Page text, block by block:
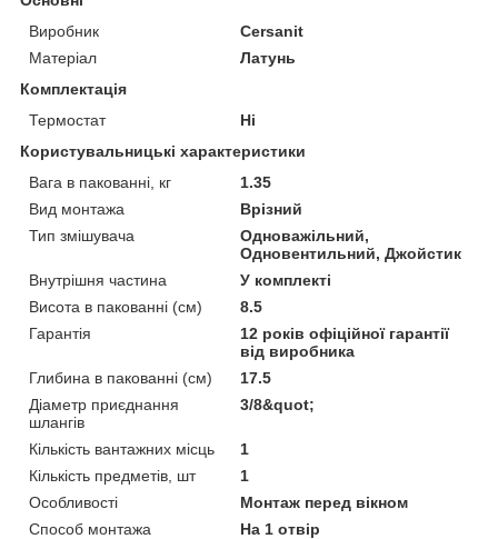
Виробник
Cersanit
Матеріал
Латунь
Комплектація
Термостат
Ні
Користувальницькі характеристики
Вага в пакованні, кг
1.35
Вид монтажа
Врізний
Тип змішувача
Одноважільний,
Одновентильний, Джойстик
Внутрішня частина
У комплекті
Висота в пакованні (см)
8.5
Гарантія
12 років офіційної гарантії
від виробника
Глибина в пакованні (см)
17.5
Діаметр приєднання
шлангів
3/8&quot;
Кількість вантажних місць
1
Кількість предметів, шт
1
Особливості
Монтаж перед вікном
Способ монтажа
На 1 отвір